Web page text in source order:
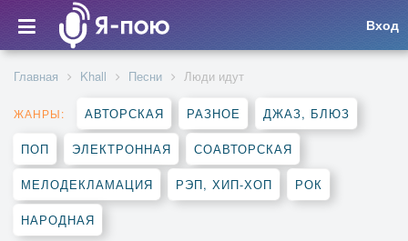
Вход
Главная Khall Песни Люди идут
ЖАНРЫ: АВТОРСКАЯ РАЗНОЕ ДЖАЗ, БЛЮЗ
ПОП ЭЛЕКТРОННАЯ СОАВТОРСКАЯ
МЕЛОДЕКЛАМАЦИЯ РЭП, ХИП-ХОП РОК
НАРОДНАЯ